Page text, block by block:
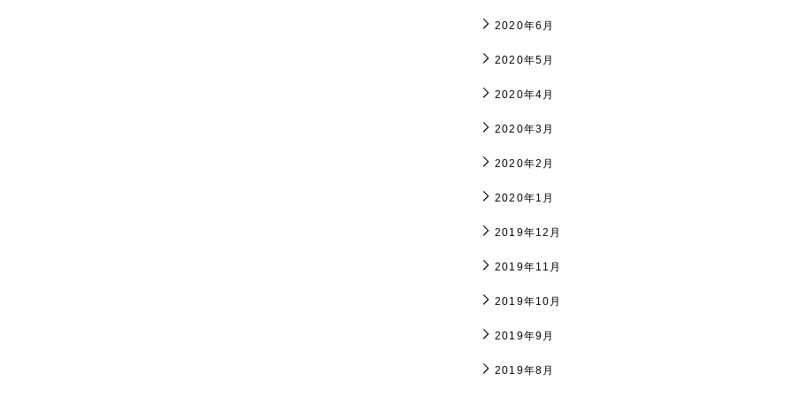
2020年6月
2020年5月
2020年4月
2020年3月
2020年2月
2020年1月
2019年12月
2019年11月
2019年10月
2019年9月
2019年8月